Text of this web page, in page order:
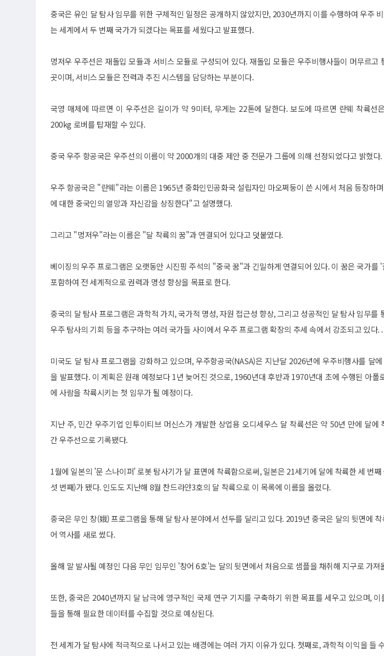
중국은 유인 달 탐사 임무를 위한 구체적인 일정은 공개하지 않았지만, 2030년까지 이를 수행하여 우주
는 세계에서 두 번째 국가가 되겠다는 목표를 세웠다고 발표했다.
멍저우 우주선은 재돌입 모듈과 서비스 모듈로 구성되어 있다. 재돌입 모듈은 우주비행사들이 머무르고
곳이며, 서비스 모듈은 전력과 추진 시스템을 담당하는 부분이다.
국영 매체에 따르면 이 우주선은 길이가 약 9미터, 무게는 22톤에 달한다. 보도에 따르면 란웨 착륙선
200kg 로버를 탑재할 수 있다.
중국 우주 항공국은 우주선의 이름이 약 2000개의 대중 제안 중 전문가 그룹에 의해 선정되었다고 밝혔다.
우주 항공국은 "란웨"라는 이름은 1965년 중화인민공화국 설립자인 마오쩌둥이 쓴 시에서 처음 등장하
에 대한 중국인의 열망과 자신감을 상징한다"고 설명했다.
그리고 "멍저우"라는 이름은 "달 착륙의 꿈"과 연결되어 있다고 덧붙였다.
베이징의 우주 프로그램은 오랫동안 시진핑 주석의 "중국 꿈"과 긴밀하게 연결되어 있다. 이 꿈은 국가를
포함하여 전 세계적으로 권력과 명성 향상을 목표로 한다.
중국의 달 탐사 프로그램은 과학적 가치, 국가적 명성, 자원 접근성 향상, 그리고 성공적인 달 탐사 임무를
우주 탐사의 기회 등을 추구하는 여러 국가들 사이에서 우주 프로그램 확장의 추세 속에서 강조되고 있다. .
미국도 달 탐사 프로그램을 강화하고 있으며, 우주항공국(NASA)은 지난달 2026년에 우주비행사를 달
을 발표했다. 이 계획은 원래 예정보다 1년 늦어진 것으로, 1960년대 후반과 1970년대 초에 수행된 아폴
에 사람을 착륙시키는 첫 임무가 될 예정이다.
지난 주, 민간 우주기업 인투이티브 머신스가 개발한 상업용 오디세우스 달 착륙선은 약 50년 만에 달에
간 우주선으로 기록됐다.
1월에 일본의 '문 스나이퍼' 로봇 탐사기가 달 표면에 착륙함으로써, 일본은 21세기에 달에 착륙한 세 번
섯 번째)가 됐다. 인도도 지난해 8월 찬드라얀3호의 달 착륙으로 이 목록에 이름을 올렸다.
중국은 무인 창(娥) 프로그램을 통해 달 탐사 분야에서 선두를 달리고 있다. 2019년 중국은 달의 뒷면에
어 역사를 새로 썼다.
올해 말 발사될 예정인 다음 무인 임무인 '창어 6호'는 달의 뒷면에서 처음으로 샘플을 채취해 지구로 가져
또한, 중국은 2040년까지 달 남극에 영구적인 국제 연구 기지를 구축하기 위한 목표를 세우고 있으며,
들을 통해 필요한 데이터를 수집할 것으로 예상된다.
전 세계가 달 탐사에 적극적으로 나서고 있는 배경에는 여러 가지 이유가 있다. 첫째로, 과학적 이익을 들